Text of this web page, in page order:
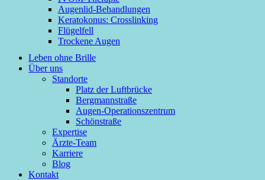
Augenlid-Behandlungen
Keratokonus: Crosslinking
Flügelfell
Trockene Augen
Leben ohne Brille
Über uns
Standorte
Platz der Luftbrücke
Bergmannstraße
Augen-Operationszentrum
Schönstraße
Expertise
Ärzte-Team
Karriere
Blog
Kontakt